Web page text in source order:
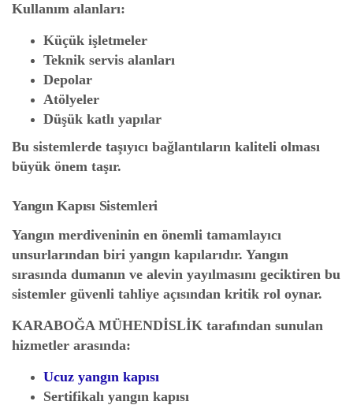
Kullanım alanları:
Küçük işletmeler
Teknik servis alanları
Depolar
Atölyeler
Düşük katlı yapılar
Bu sistemlerde taşıyıcı bağlantıların kaliteli olması
büyük önem taşır.
Yangın Kapısı Sistemleri
Yangın merdiveninin en önemli tamamlayıcı
unsurlarından biri yangın kapılarıdır. Yangın
sırasında dumanın ve alevin yayılmasını geciktiren bu
sistemler güvenli tahliye açısından kritik rol oynar.
KARABOĞA MÜHENDİSLİK tarafından sunulan
hizmetler arasında:
Ucuz yangın kapısı
Sertifikalı yangın kapısı